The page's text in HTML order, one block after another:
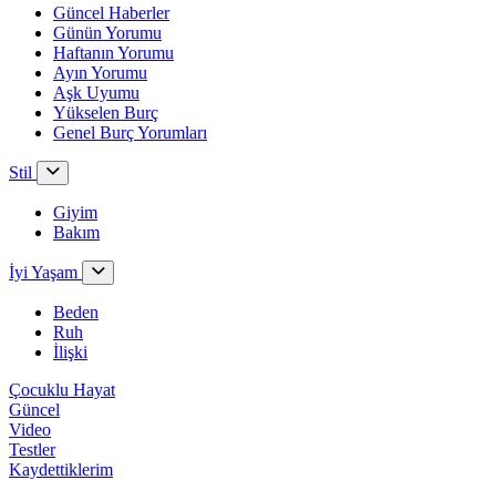
Güncel Haberler
Günün Yorumu
Haftanın Yorumu
Ayın Yorumu
Aşk Uyumu
Yükselen Burç
Genel Burç Yorumları
Stil
Giyim
Bakım
İyi Yaşam
Beden
Ruh
İlişki
Çocuklu Hayat
Güncel
Video
Testler
Kaydettiklerim